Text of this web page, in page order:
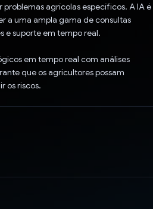
agrícolas específicos. A IA é
a uma ampla gama de consultas
e suporte em tempo real.
em tempo real com análises
que os agricultores possam
os riscos.